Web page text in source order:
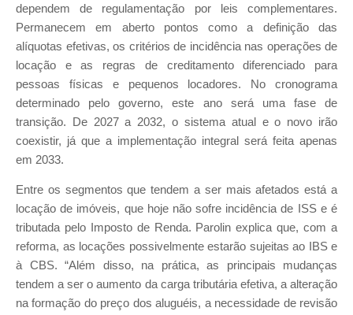
dependem de regulamentação por leis complementares.
Permanecem em aberto pontos como a definição das
alíquotas efetivas, os critérios de incidência nas operações de
locação e as regras de creditamento diferenciado para
pessoas físicas e pequenos locadores. No cronograma
determinado pelo governo, este ano será uma fase de
transição. De 2027 a 2032, o sistema atual e o novo irão
coexistir, já que a implementação integral será feita apenas
em 2033.
Entre os segmentos que tendem a ser mais afetados está a
locação de imóveis, que hoje não sofre incidência de ISS e é
tributada pelo Imposto de Renda. Parolin explica que, com a
reforma, as locações possivelmente estarão sujeitas ao IBS e
à CBS. “Além disso, na prática, as principais mudanças
tendem a ser o aumento da carga tributária efetiva, a alteração
na formação do preço dos aluguéis, a necessidade de revisão